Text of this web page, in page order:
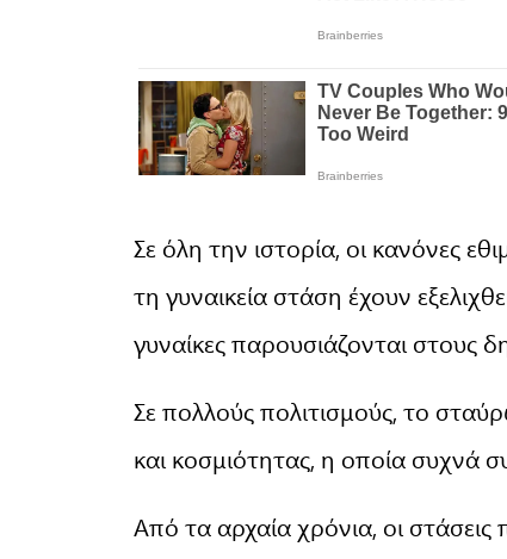
Σε όλη την ιστορία, οι κανόνες
τη γυναικεία στάση έχουν
γυναίκες παρουσιάζονται στους
Σε πολλούς πολιτισμούς, το
και κοσμιότητας, η οποία συχνά
Από τα αρχαία χρόνια, οι στάσεις